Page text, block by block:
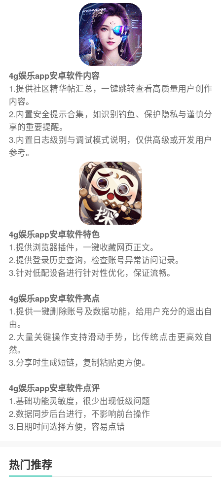
4g娱乐app安卓软件内容
1.提供社区精华帖汇总，一键跳转查看高质量用户创作
内容。
2.内置安全提示合集，如识别钓鱼、保护隐私与谨慎分
享的重要提醒。
3.内置日志级别与调试模式说明，仅供高级或开发用户
参考。
4g娱乐app安卓软件特色
1.提供浏览器插件，一键收藏网页正文。
2.提供登录历史查询，检查账号异常访问记录。
3.针对低配设备进行针对性优化，保证流畅。
4g娱乐app安卓软件亮点
1.提供一键删除账号及数据功能，给用户充分的退出自
由。
2.大量关键操作支持滑动手势，比传统点击更高效自
然。
3.分享时生成短链，复制粘贴更方便。
4g娱乐app安卓软件点评
1.基础功能灵敏度，很少出现低级问题
2.数据同步后台进行，不影响前台操作
3.日期时间选择方便，容易点错
热门推荐